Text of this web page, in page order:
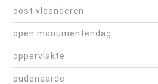
oost vlaanderen
open monumentendag
oppervlakte
oudenaarde